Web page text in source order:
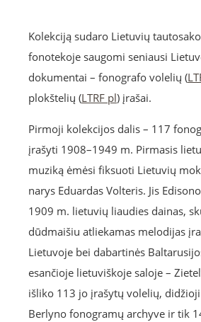
Kolekciją sudaro Lietuvių
fonotekoje saugomi seniausi
dokumentai – fonografo volelių (
plokštelių (LTRF pl) įrašai.
Pirmoji kolekcijos dalis – 117
įrašyti 1908–1949 m. Pirmasis
muziką ėmėsi fiksuoti Lietuvių
narys Eduardas Volteris. Jis
1909 m. lietuvių liaudies dainas,
dūdmaišiu atliekamas melodijas
Lietuvoje bei dabartinės
esančioje lietuviškoje saloje –
išliko 113 jo įrašytų volelių,
Berlyno fonogramų archyve ir tik